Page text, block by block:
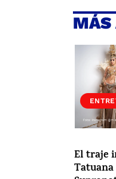
MÁS
El traje
Tatuana